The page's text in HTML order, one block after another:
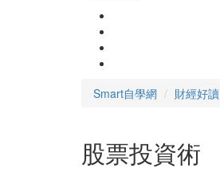
Smart自學網 財經好讀
股票投資術